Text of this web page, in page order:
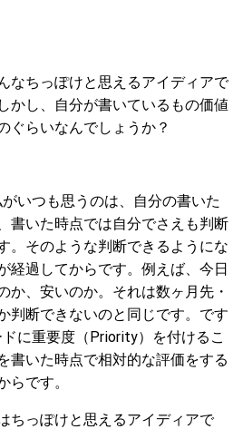
なちっぽけと思えるアイディアで
かし、自分が書いているもの価値
ぐらいなんでしょうか？
いつも思うのは、自分の書いた
書いた時点では自分でさえも判断
。そのような判断できるようにな
経過してからです。例えば、今日
か、安いのか。それは数ヶ月先・
判断できないのと同じです。です
に重要度（Priority）を付けるこ
書いた時点で相対的な評価をする
らです。
ちっぽけと思えるアイディアで